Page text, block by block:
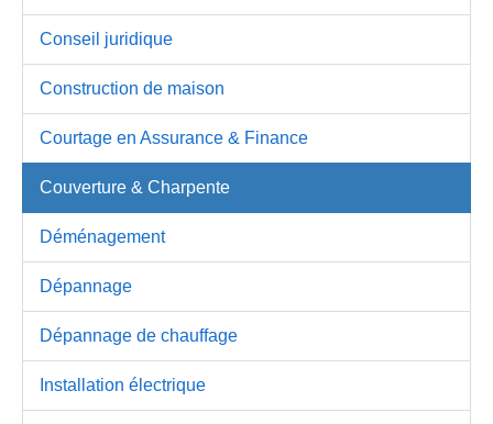
Conseil juridique
Construction de maison
Courtage en Assurance & Finance
Couverture & Charpente
Déménagement
Dépannage
Dépannage de chauffage
Installation électrique